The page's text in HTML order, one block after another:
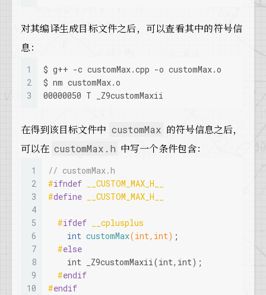
对其编译生成目标文件之后，可以查看其中的符号信
息：
1
2
3
$ g++ -c customMax.cpp -o customMax.o
$ nm customMax.o
00000050 T _Z9customMaxii
在得到该目标文件中 customMax 的符号信息之后，
可以在 customMax.h 中写一个条件包含：
1
2
3
4
5
6
7
8
9
10
// customMax.h
#ifndef __CUSTOM_MAX_H__
#define __CUSTOM_MAX_H__
#ifdef __cplusplus
int customMax(int, int) ;
#else
int _Z9customMaxii(int, int);
#endif
#endif